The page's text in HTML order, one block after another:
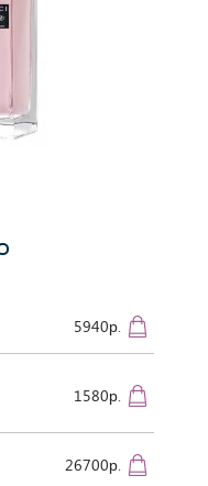
5940р.
1580р.
26700р.